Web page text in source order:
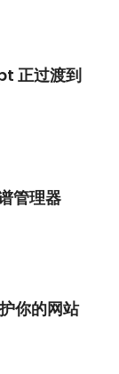
正过渡到
管理器
你的网站